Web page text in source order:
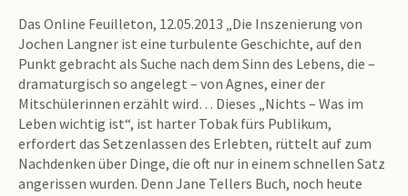
Das Online Feuilleton, 12.05.2013 „Die Inszenierung von
Jochen Langner ist eine turbulente Geschichte, auf den
Punkt gebracht als Suche nach dem Sinn des Lebens, die –
dramaturgisch so angelegt – von Agnes, einer der
Mitschülerinnen erzählt wird… Dieses „Nichts – Was im
Leben wichtig ist“, ist harter Tobak fürs Publikum,
erfordert das Setzenlassen des Erlebten, rüttelt auf zum
Nachdenken über Dinge, die oft nur in einem schnellen Satz
angerissen wurden. Denn Jane Tellers Buch, noch heute